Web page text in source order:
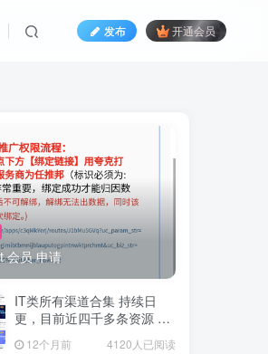
发布 开通会员
会员 申请
IT类所有渠道合集 持续日
更，目前近四千多条资源 年
12个月前 4120人已阅读